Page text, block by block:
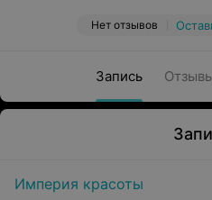
Нет отзывов
Запись
Империя красоты